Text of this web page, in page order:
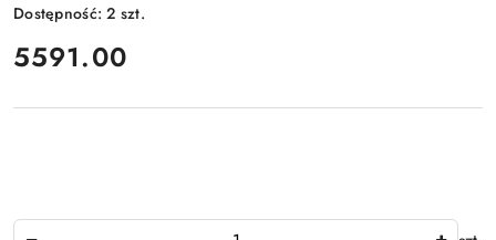
Dostępność:2 szt.
cena:
5591.00